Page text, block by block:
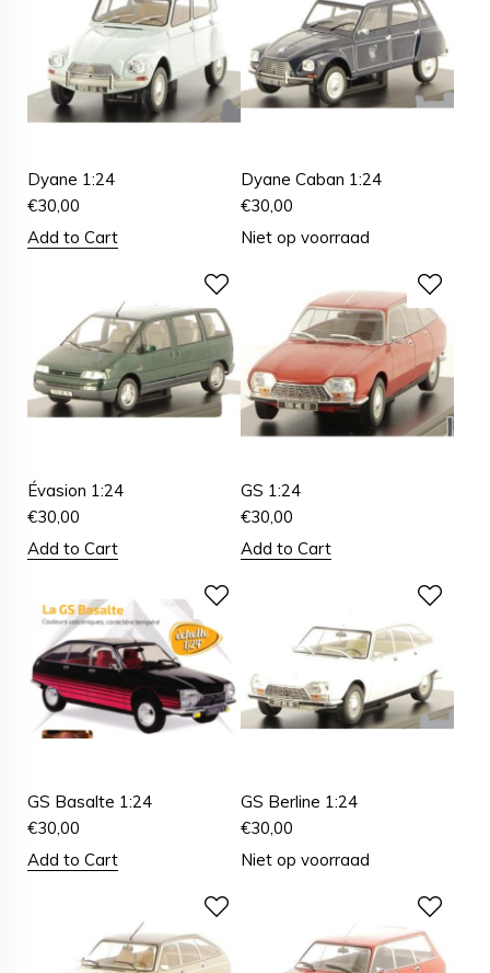
Dyane 1:24
€30,00
Add to Cart
Dyane Caban 1:24
€30,00
Niet op voorraad
Évasion 1:24
€30,00
Add to Cart
GS 1:24
€30,00
Add to Cart
GS Basalte 1:24
€30,00
Add to Cart
GS Berline 1:24
€30,00
Niet op voorraad